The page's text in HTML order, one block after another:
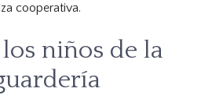
cooperativa.
niños de la